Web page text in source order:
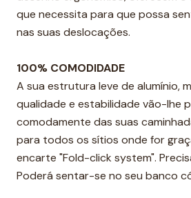
que necessita para que possa
nas suas deslocações.
100% COMODIDADE
A sua estrutura leve de alumínio,
qualidade e estabilidade vão-lhe
comodamente das suas
para todos os sítios onde for
encarte "Fold-click system".
Poderá sentar-se no seu banco